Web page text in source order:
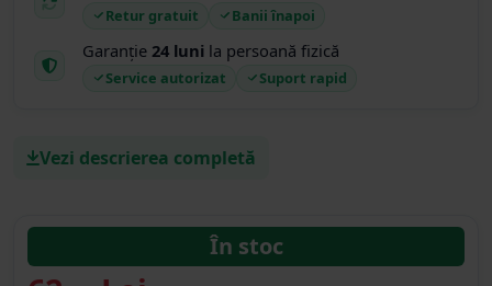
Retur gratuit Banii înapoi
Garanție 24 luni la persoană fizică
Service autorizat Suport rapid
Vezi descrierea completă
În stoc